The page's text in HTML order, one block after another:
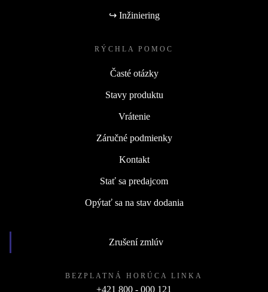
↪ Inžiniering
RÝCHLA POMOC
Časté otázky
Stavy produktu
Vrátenie
Záručné podmienky
Kontakt
Stať sa predajcom
Opýtať sa na stav dodania
Zrušení zmlúv
BEZPLATNÁ HORÚCA LINKA
+421 800 - 000 121